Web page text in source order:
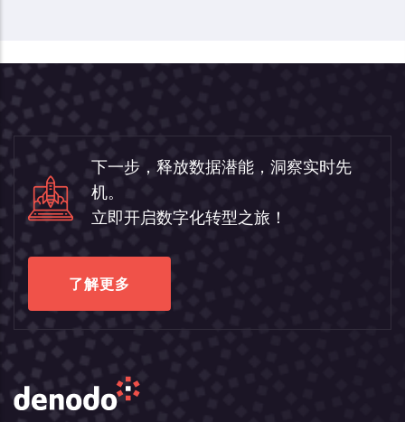
下一步，释放数据潜能，洞察实时先
机。
立即开启数字化转型之旅！
了解更多